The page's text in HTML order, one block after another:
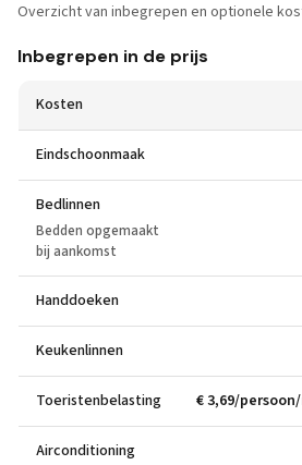
Overzicht van inbegrepen en optionele
Inbegrepen in de prijs
Kosten
Eindschoonmaak
Bedlinnen
Bedden opgemaakt
bij aankomst
Handdoeken
Keukenlinnen
Toeristenbelasting € 3,69/
Airconditioning